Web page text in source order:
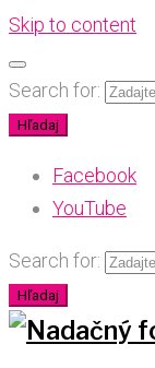
Skip to content
Search for:
Hľadaj
Facebook
YouTube
Search for:
Hľadaj